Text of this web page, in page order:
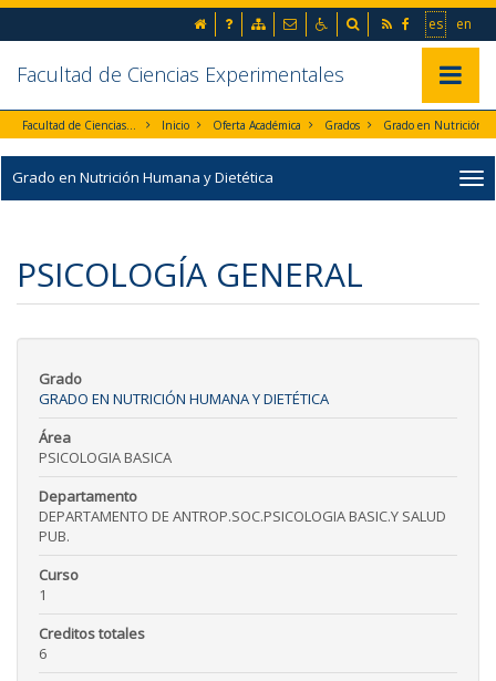
Ir al contenido principal de la página (alt + s)
Ir a la cabecera de la página (alt + c)
Ir al pie de la página (alt + p)
Ir al menú principal (alt + u)
esIr a la
en
RSS Facebook
inicio Preguntas frecuentes
Mapa webContactoAccesibilidad
Buscador
Facultad de Ciencias Experimentales
Facultad de Ciencias Experimentales Inicio Oferta Académica Grados
Grado en Nutrición Humana y Dietética
PSICOLOGÍA GENERAL
Grado
GRADO EN NUTRICIÓN HUMANA Y DIETÉTICA
Área
PSICOLOGIA BASICA
Departamento
DEPARTAMENTO DE ANTROP.SOC.PSICOLOGIA BASIC.Y SALUD
PUB.
Curso
1
Creditos totales
6